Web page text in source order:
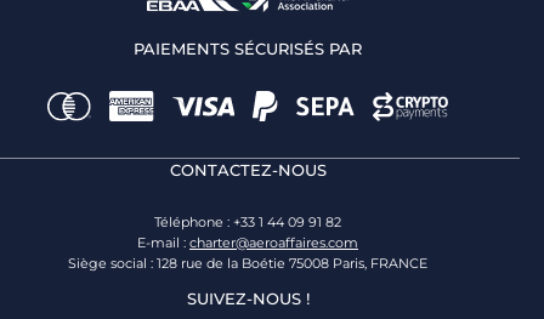
PAIEMENTS SÉCURISÉS PAR
CONTACTEZ-NOUS
Téléphone : +33 1 44 09 91 82
E-mail : charter@aeroaffaires.com
Siège social : 128 rue de la Boétie 75008 Paris, FRANCE
SUIVEZ-NOUS !